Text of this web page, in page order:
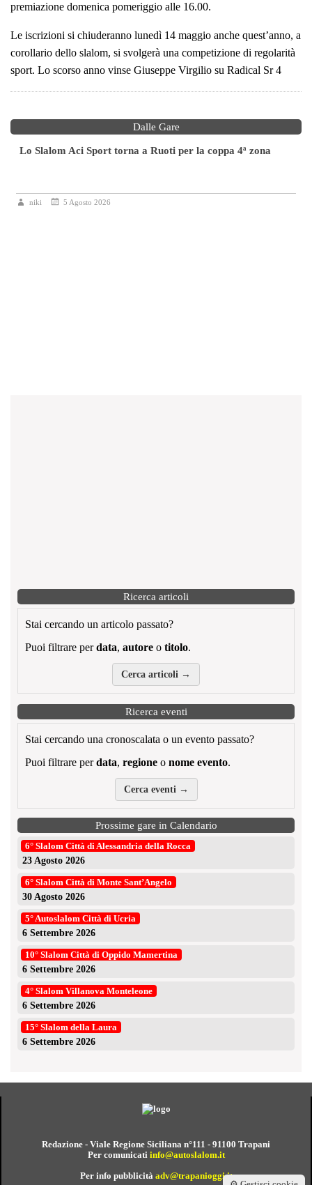
premiazione domenica pomeriggio alle 16.00.
Le iscrizioni si chiuderanno lunedì 14 maggio anche quest’anno, a
corollario dello slalom, si svolgerà una competizione di regolarità
sport. Lo scorso anno vinse Giuseppe Virgilio su Radical Sr 4
Dalle Gare
Lo Slalom Aci Sport torna a Ruoti per la coppa 4ª zona
niki 5 Agosto 2026
Ricerca articoli
Stai cercando un articolo passato?
Puoi filtrare perdata, autore o titolo.
Cerca articoli →
Ricerca eventi
Stai cercando una cronoscalata o un evento passato?
Puoi filtrare perdata, regione o nome evento.
Cerca eventi →
Prossime gare in Calendario
6° Slalom Città di Alessandria della Rocca
23 Agosto 2026
6° Slalom Città di Monte Sant’Angelo
30 Agosto 2026
5° Autoslalom Città di Ucria
6 Settembre 2026
10° Slalom Città di Oppido Mamertina
6 Settembre 2026
4° Slalom Villanova Monteleone
6 Settembre 2026
15° Slalom della Laura
6 Settembre 2026
Redazione - Viale Regione Siciliana n°111 - 91100 Trapani
Per comunicati info@autoslalom.it
Per info pubblicità adv@trapanioggi.it